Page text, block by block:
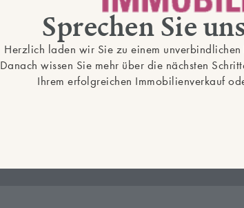
Sprechen Sie
Herzlich laden wir Sie zu einem unverbindlichen
Danach wissen Sie mehr über die nächsten
Ihrem erfolgreichen Immobilienverkauf